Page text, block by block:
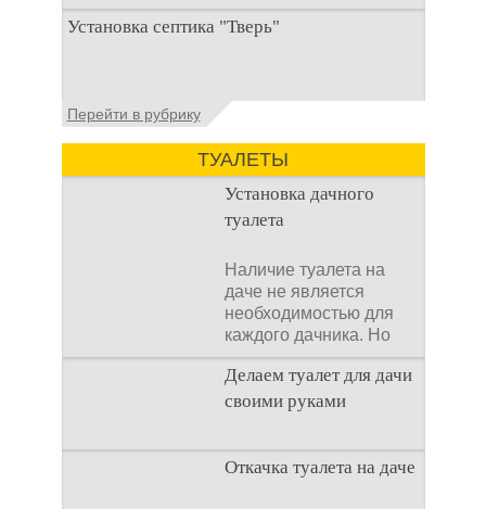
При строительстве дачи одной из
первоочередных задач становится
Установка септика "Тверь"
Установка септика Тверь - важнейший
аспект утилизации сточных вод в частных
домах и на загородных
Перейти в рубрику
ТУАЛЕТЫ
Установка дачного
туалета
Наличие туалета на
даче не является
необходимостью для
каждого дачника. Но
многие люди думают,
что
Делаем туалет для дачи
своими руками
Туалеты для дачи – это
устройства, с которых
Откачка туалета на даче